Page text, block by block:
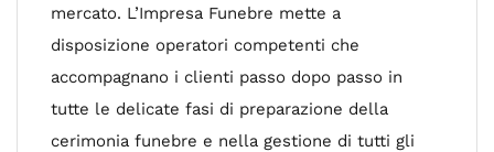
mercato. L’Impresa Funebre mette a
disposizione operatori competenti che
accompagnano i clienti passo dopo passo in
tutte le delicate fasi di preparazione della
cerimonia funebre e nella gestione di tutti gli